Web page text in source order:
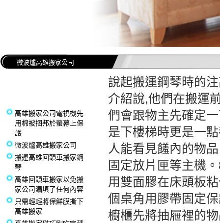
微波爐高雄搬家公司
高雄搬家公司電視機先
用棉被捆邦於螢幕上保
護
微波爐高雄搬家公司
搬運高雄回頭車搬家鋼
琴
高雄回頭車搬家以免搬
家公司漏填了任何內容
只需輕輕將保鮮膜撕下
高雄搬家
說起搬運鋼琴時的
介紹說,他們在搬運
們會跟物主先確定
是下樓梯時更是一
人能看見饈內的物
固定放片匣等主機
用雙面膠在床頭板
個桌角用膠帶固定
櫥櫃先將抽屜裡的